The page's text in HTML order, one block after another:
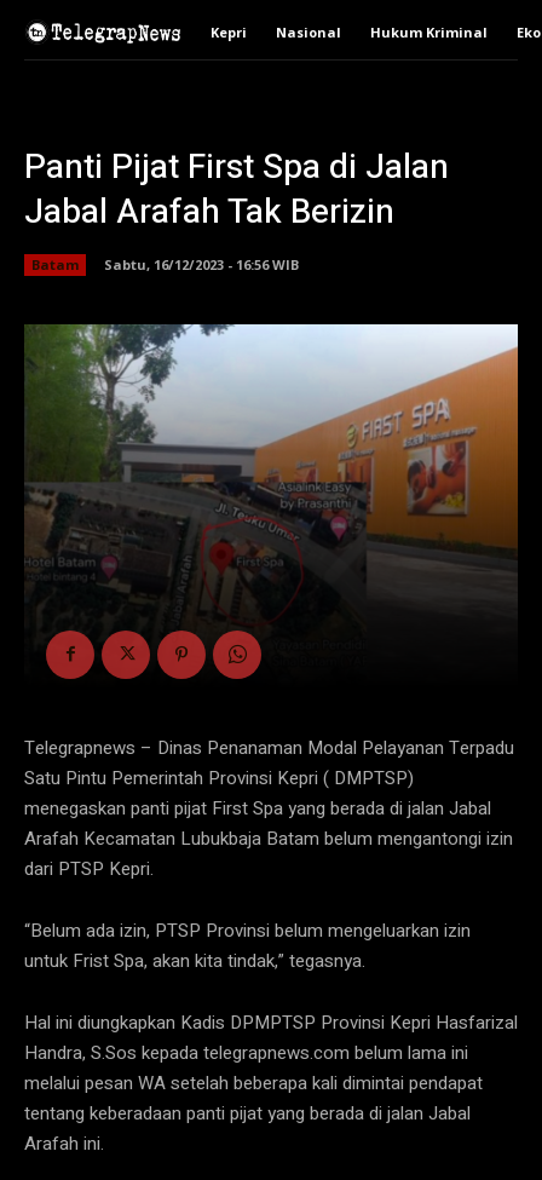
Kepri Nasional Hukum Kriminal
Panti Pijat First Spa di Jalan
Jabal Arafah Tak Berizin
Batam Sabtu, 16/12/2023 - 16:56 WIB
Telegrapnews – Dinas Penanaman Modal Pelayanan Terpadu
Satu Pintu Pemerintah Provinsi Kepri ( DMPTSP)
menegaskan panti pijat First Spa yang berada di jalan Jabal
Arafah Kecamatan Lubukbaja Batam belum mengantongi izin
dari PTSP Kepri.
“Belum ada izin, PTSP Provinsi belum mengeluarkan izin
untuk Frist Spa, akan kita tindak,” tegasnya.
Hal ini diungkapkan Kadis DPMPTSP Provinsi Kepri Hasfarizal
Handra, S.Sos kepada telegrapnews.com belum lama ini
melalui pesan WA setelah beberapa kali dimintai pendapat
tentang keberadaan panti pijat yang berada di jalan Jabal
Arafah ini.